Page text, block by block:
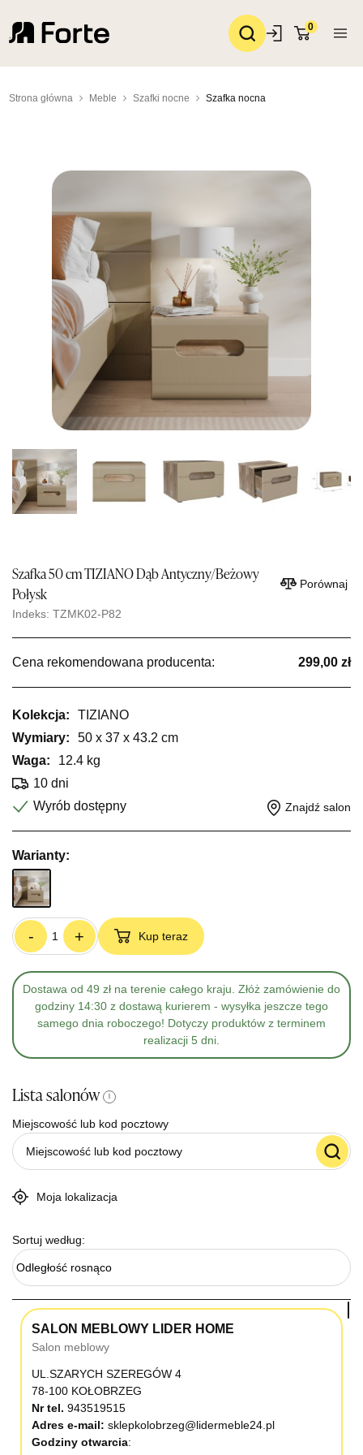
0
Strona główna Meble Szafki nocne Szafka nocna
Szafka 50 cm TIZIANO Dąb Antyczny/Beżowy
Połysk
Indeks: TZMK02-P82
Porównaj
Cena rekomendowana producenta: 299,00 zł
Kolekcja:
TIZIANO
Wymiary:
50 x 37 x 43.2 cm
Waga:
12.4 kg
10 dni
Wyrób dostępny
Znajdź salon
Warianty:
- + Kup teraz
Dostawa od 49 zł na terenie całego kraju. Złóż zamówienie do
godziny 14:30 z dostawą kurierem - wysyłka jeszcze tego
samego dnia roboczego! Dotyczy produktów z terminem
realizacji 5 dni.
Lista salonów i
Miejscowość lub kod pocztowy
Moja lokalizacja
Sortuj według:
Odległość rosnąco
SALON MEBLOWY LIDER HOME
Salon meblowy
UL.SZARYCH SZEREGÓW 4
78-100 KOŁOBRZEG
Nr tel. 943519515
Adres e-mail: sklepkolobrzeg@lidermeble24.pl
Godziny otwarcia